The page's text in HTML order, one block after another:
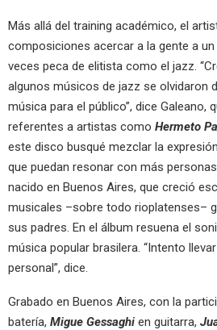
Más allá del training académico, el
composiciones acercar a la gente a
veces peca de elitista como el jazz.
algunos músicos de jazz se olvidaron
música para el público”, dice Galeano,
referentes a artistas como Hermeto
este disco busqué mezclar la
que puedan resonar con más
nacido en Buenos Aires, que creció
musicales –sobre todo rioplatenses–
sus padres. En el álbum resuena el
música popular brasilera. “Intento
personal”, dice.
Grabado en Buenos Aires, con la
batería, Migue Gessaghi en guitarra,